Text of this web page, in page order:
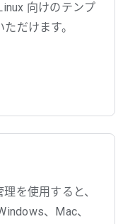
向けのテンプ
だけます。
を使用すると、
、Mac、